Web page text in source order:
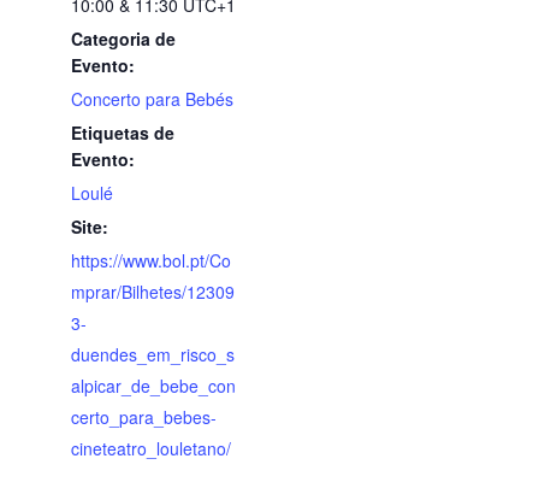
10:00 & 11:30 UTC+1
Categoria de
Evento:
Concerto para Bebés
Etiquetas de
Evento:
Loulé
Site:
https://www.bol.pt/Co
mprar/Bilhetes/12309
3-
duendes_em_risco_s
alpicar_de_bebe_con
certo_para_bebes-
cineteatro_louletano/